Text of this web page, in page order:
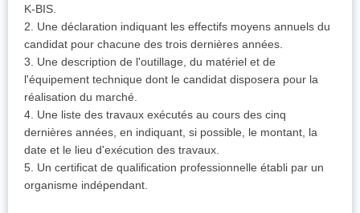
K-BIS.
2. Une déclaration indiquant les effectifs moyens annuels du
candidat pour chacune des trois dernières années.
3. Une description de l'outillage, du matériel et de
l'équipement technique dont le candidat disposera pour la
réalisation du marché.
4. Une liste des travaux exécutés au cours des cinq
dernières années, en indiquant, si possible, le montant, la
date et le lieu d'exécution des travaux.
5. Un certificat de qualification professionnelle établi par un
organisme indépendant.